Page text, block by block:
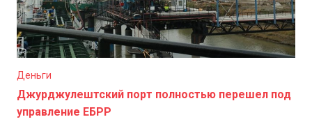
Деньги
Джурджулештский порт полностью перешел под
управление ЕБРР